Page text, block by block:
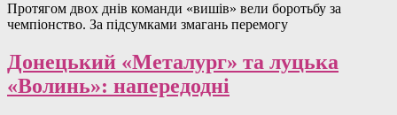
Протягом двох днів команди «вишів» вели боротьбу за
чемпіонство. За підсумками змагань перемогу
Донецький «Металург» та луцька
«Волинь»: напередодні